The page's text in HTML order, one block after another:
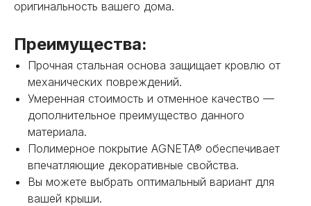
оригинальность вашего дома.
Преимущества:
Прочная стальная основа защищает кровлю от
механических повреждений.
Умеренная стоимость и отменное качество —
дополнительное преимущество данного
материала.
Полимерное покрытие AGNETA® обеспечивает
впечатляющие декоративные свойства.
Вы можете выбрать оптимальный вариант для
вашей крыши.
НЕ НАШЛИ НУЖНОЕ
ИЛИ НУЖНА ПОМОЩЬ
С ВЫБОРОМ?
Наш менеджер готов ответить на
телефону или заполните форму для
индивидуального подбора.